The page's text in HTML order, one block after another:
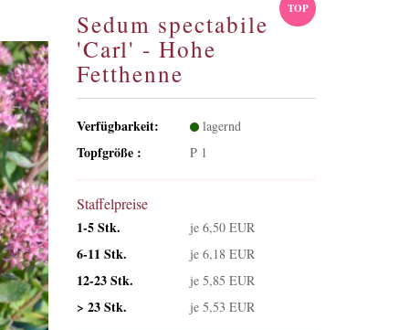
TOP
Sedum spectabile
'Carl' - Hohe
Fetthenne
Verfügbarkeit: lagernd
Topfgröße : P 1
Staffelpreise
1-5 Stk.
je 6,50 EUR
6-11 Stk. je 6,18 EUR
12-23 Stk. je 5,85 EUR
> 23 Stk. je 5,53 EUR